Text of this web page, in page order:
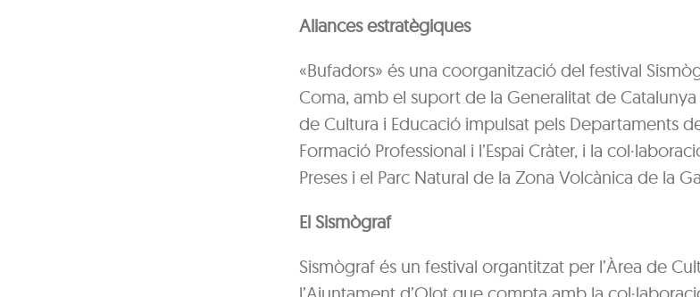
Aliances estratègiques
«Bufadors» és una coorganització del festival
Coma, amb el suport de la Generalitat de
de Cultura i Educació impulsat pels Departaments
Formació Professional i l’Espai Cràter, i la
Preses i el Parc Natural de la Zona Volcànica de la
El Sismògraf
Sismògraf és un festival organtitzat per l’Àrea de